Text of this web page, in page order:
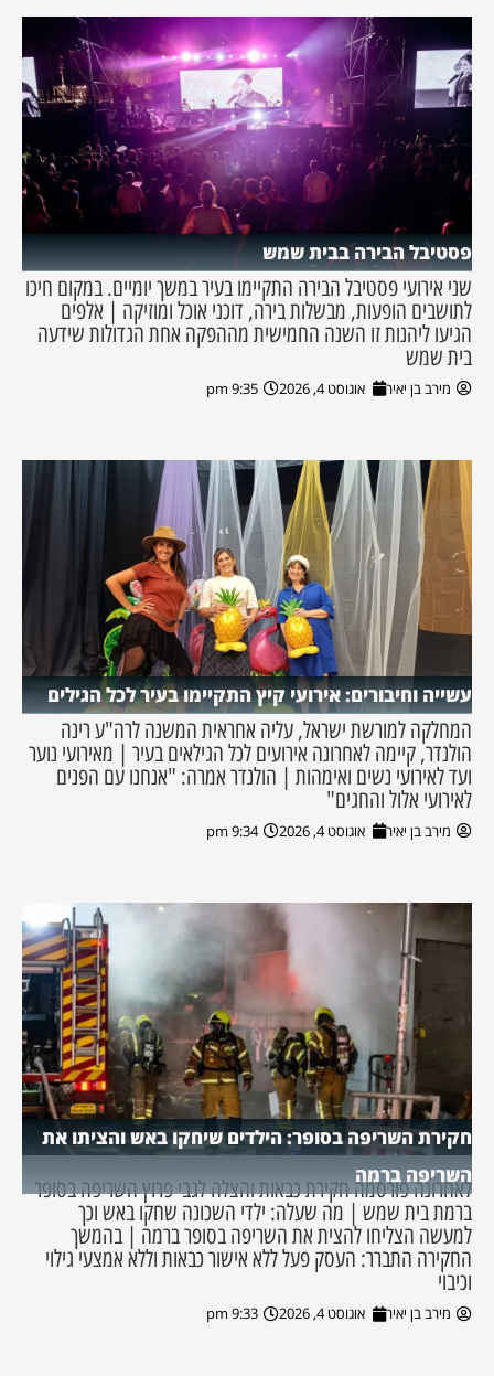
פסטיבל הבירה בבית שמש
שני אירועי פסטיבל הבירה התקיימו בעיר במשך יומיים. במקום חיכו
לתושבים הופעות, מבשלות בירה, דוכני אוכל ומוזיקה | אלפים
הגיעו ליהנות זו השנה החמישית מההפקה אחת הגדולות שידעה
בית שמש
מירב בן יאיר אוגוסט 4, 2026 9:35 pm
עשייה וחיבורים: אירועי קיץ התקיימו בעיר לכל הגילים
המחלקה למורשת ישראל, עליה אחראית המשנה לרה"ע רינה
הולנדר, קיימה לאחרונה אירועים לכל הגילאים בעיר | מאירועי נוער
ועד לאירועי נשים ואימהות | הולנדר אמרה: "אנחנו עם הפנים
לאירועי אלול והחגים"
מירב בן יאיר אוגוסט 4, 2026 9:34 pm
חקירת השריפה בסופר: הילדים שיחקו באש והציתו את
השריפה ברמה
לאחרונה פורסמה חקירת כבאות והצלה לגבי פרוץ השריפה בסופר
ברמת בית שמש | מה שעלה: ילדי השכונה שחקו באש וכך
למעשה הצליחו להצית את השריפה בסופר ברמה | בהמשך
החקירה התברר: העסק פעל ללא אישור כבאות וללא אמצעי גילוי
וכיבוי
מירב בן יאיר אוגוסט 4, 2026 9:33 pm